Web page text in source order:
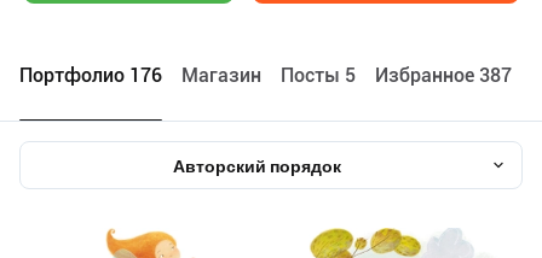
Портфолио 176 Maгазин Посты 5 Избранное 387
Авторский порядок